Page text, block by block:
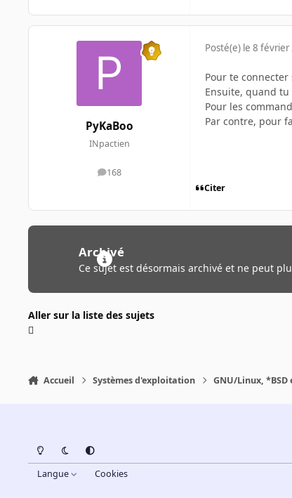
PyKaBoo
INpactien
168
messages
Posté(e) le 8 février
Pour te
Ensuite, quand
Pour les
Par contre, pour
Citer
Archivé
Ce sujet est désormais archivé et ne peut
Aller sur la liste des sujets
Accueil Systèmes d'exploitation GNU/Linux,
Light ModeDark ModeSystem Preference
Langue Cookies